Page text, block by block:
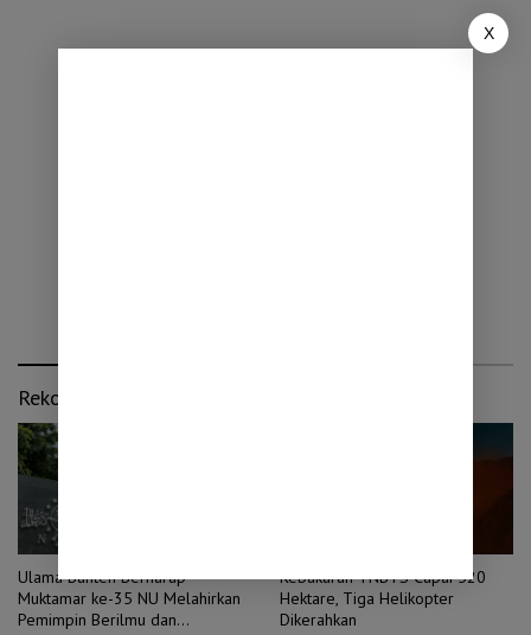
Rekomendasi untuk kamu
Ulama Banten Berharap
Muktamar ke-35 NU Melahirkan
Pemimpin Berilmu dan
Kebakaran TNBTS Capai 520
Hektare, Tiga Helikopter
Dikerahkan
X